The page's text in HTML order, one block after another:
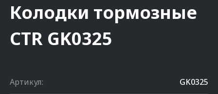
Колодки тормозные
CTR GK0325
Артикул:
GK0325